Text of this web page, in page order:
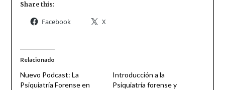
Share this:
Facebook X
Relacionado
Nuevo Podcast: La
Psiquiatría Forense en
Introducción a la
Psiquiatría forense y